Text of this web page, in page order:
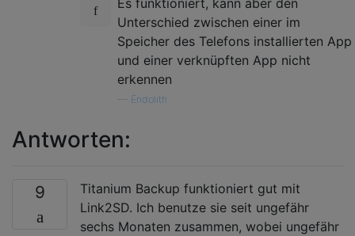
Unterschied zwischen einer im
Speicher des Telefons installierten App
und einer verknüpften App nicht
erkennen
Endolith
Antworten:
9
Titanium Backup funktioniert gut mit
Link2SD. Ich benutze sie seit ungefähr
sechs Monaten zusammen, wobei ungefähr